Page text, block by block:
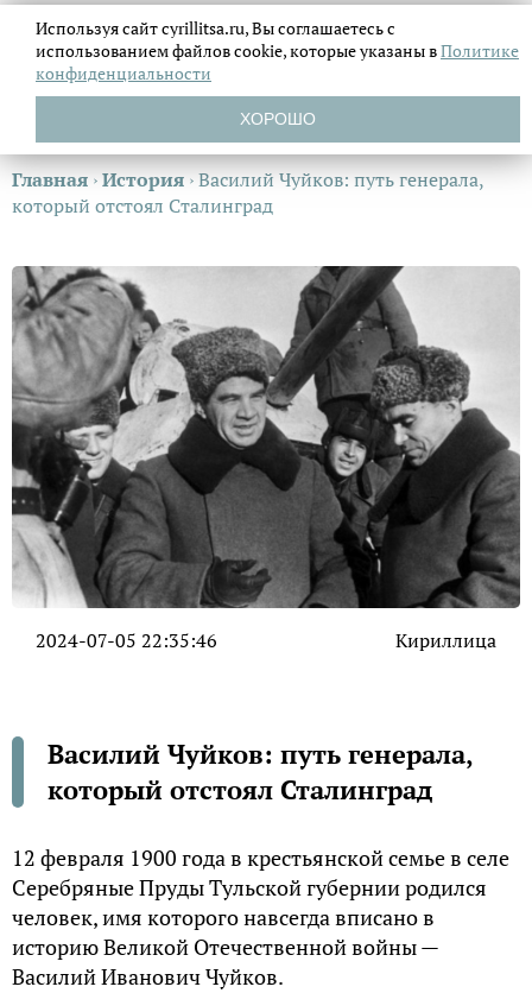
Главная ›История ›Василий Чуйков: путь генерала,
который отстоял Сталинград
2024-07-05 22:35:46 Кириллица
Василий Чуйков: путь генерала,
который отстоял Сталинград
12 февраля 1900 года в крестьянской семье в селе
Серебряные Пруды Тульской губернии родился
человек, имя которого навсегда вписано в
историю Великой Отечественной войны —
Василий Иванович Чуйков.
Используя сайт cyrillitsa.ru, Вы соглашаетесь с
использованием файловcookie, которые указаны вПолитике
конфиденциальности
ХОРОШО